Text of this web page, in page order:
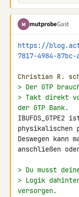
M mutprobeGast
https://
7817-4984-87bc-
Christian R.
> Der GTP
> Takt direkt
der GTP Bank.
IBUFDS_GTPE2
physikalischen
Deswegen kann
anschließen
> Du musst
> Logik dahinter
versorgen.